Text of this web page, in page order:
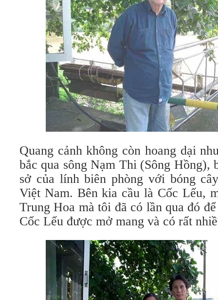
Quang cảnh không còn hoang dại
bắc qua sông Nạm Thi (Sông Hồng),
sở của lính biên phòng với bóng
Việt Nam. Bên kia cầu là Cốc Lếu,
Trung Hoa mà tôi đã có lần qua đó
Cốc Lếu được mở mang và có rất